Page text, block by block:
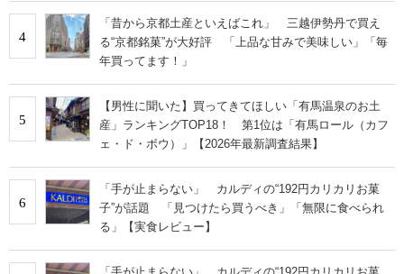
4
「昔から京都土産といえばこれ」 三越伊勢丹で買え
る“京都銘菓”が大好評 「上品な甘みで美味しい」「毎
年買ってます！」
5
【男性に聞いた】買ってきてほしい「有馬温泉のお土
産」ランキングTOP18！ 第1位は「有馬ロール（カフ
ェ・ド・ボウ）」【2026年最新調査結果】
6
「手が止まらない」 カルディの“192円カリカリお菓
子”が話題 「見つけたら買うべき」「無限に食べられ
る」【実食レビュー】